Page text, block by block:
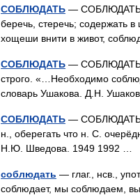
СОБЛЮДАТЬ — СОБЛЮДАТЬ,
беречь, стеречь; содержать
хощеши внити в живот,
СОБЛЮДАТЬ — СОБЛЮДАТЬ,
строго. «…Необходимо
словарь Ушакова. Д.Н.
СОБЛЮДАТЬ — СОБЛЮДАТЬ,
н., оберегать что н. С.
Н.Ю. Шведова. 1949 1992 …
соблюдать — глаг., нсв.,
соблюдает, мы соблюдаем,